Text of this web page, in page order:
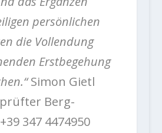
persönlichen
die Vollendung
Erstbegehung
Simon Gietl
Berg-
347 4474950